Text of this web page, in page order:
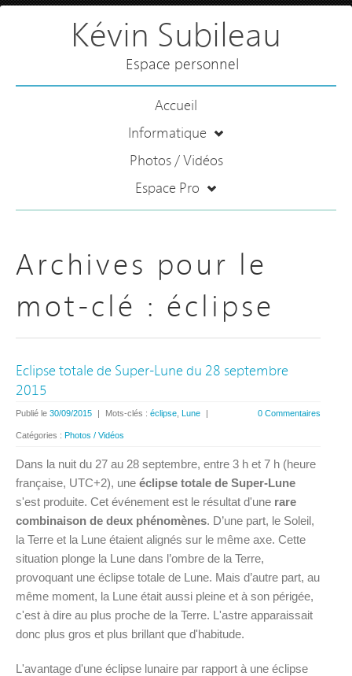
Kévin Subileau
Espace personnel
Accueil
Informatique
Photos / Vidéos
Espace Pro
Archives pour le
mot-clé : éclipse
Eclipse totale de Super-Lune du 28 septembre
2015
0 Commentaires
Publié le 30/09/2015 | Mots-clés : éclipse Lune |
Catégories : Photos / Vidéos
Dans la nuit du 27 au 28 septembre, entre 3 h et 7 h (heure
française, UTC+2), une éclipse totale de Super-Lune
s'est produite. Cet événement est le résultat d'une rare
combinaison de deux phénomènes. D’une part, le Soleil,
la Terre et la Lune étaient alignés sur le même axe. Cette
situation plonge la Lune dans l’ombre de la Terre,
provoquant une éclipse totale de Lune. Mais d’autre part, au
même moment, la Lune était aussi pleine et à son périgée,
c'est à dire au plus proche de la Terre. L'astre apparaissait
donc plus gros et plus brillant que d'habitude.
L'avantage d'une éclipse lunaire par rapport à une éclipse